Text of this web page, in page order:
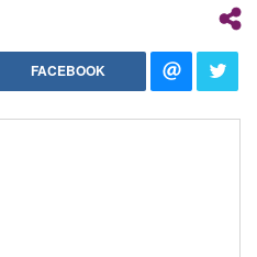
FACEBOOK